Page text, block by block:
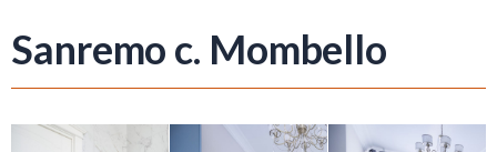
Sanremo c. Mombello